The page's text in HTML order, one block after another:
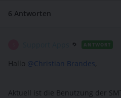
6 Antworten
ANTWORT
Hallo @Christian Brandes,
Aktuell ist die Benutzung der